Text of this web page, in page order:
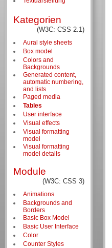
Kategorien
(W3C: CSS 2.1)
Aural style sheets
Box model
Colors and
Backgrounds
Generated content,
automatic numbering,
and lists
Paged media
Tables
User interface
Visual effects
Visual formatting
model
Visual formatting
model details
Module
(W3C: CSS 3)
Animations
Backgrounds and
Borders
Basic Box Model
Basic User Interface
Color
Counter Styles